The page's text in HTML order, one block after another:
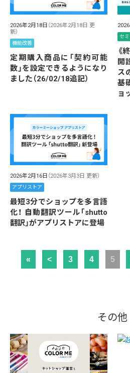
2026年2月18日 （2026年2月18日 更
新）
機能改善
定期購入商品に「契約可能
数」を設定できるようになり
ました（26/02/18追記）
セ
《
開
ス
基
ョ
2026年2月16日 （2026年3月3日 更新）
アプリストア
最短3分でショップを多言語
化！ 自動翻訳ツール「shutto
翻訳」がアプリストアに登場
« < 3 4 5
その他